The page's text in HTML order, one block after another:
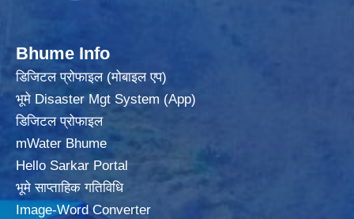
Bhume Info
डिजिटल प्रोफाइल (मोबाइल एप)
भूमे Disaster Mgt System (App)
डिजिटल प्रोफाइल
mWater Bhume
Hello Sarkar Portal
भूमे साप्ताहिक गतिविधि
Image-Word Converter